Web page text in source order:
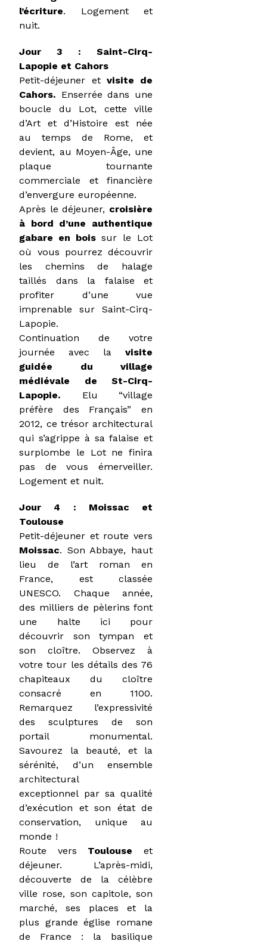
l’écriture. Logement et
nuit.
Jour 3 : Saint-Cirq-
Lapopie et Cahors
Petit-déjeuner etvisite de
Cahors. Enserrée dans une
boucle du Lot, cette ville
d’Art et d’Histoire est née
au temps de Rome, et
devient, au Moyen-Âge, une
plaque tournante
commerciale et financière
d’envergure européenne.
Après le déjeuner, croisière
à bord d’une authentique
gabare en boissur le Lot
où vous pourrez découvrir
les chemins de halage
taillés dans la falaise et
profiter d’une vue
imprenable sur Saint-Cirq-
Lapopie.
Continuation de votre
journée avec lavisite
guidée du village
médiévale de St-Cirq-
Lapopie. Elu “village
préfère des Français” en
2012, ce trésor architectural
qui s’agrippe à sa falaise et
surplombe le Lot ne finira
pas de vous émerveiller.
Logement et nuit.
Jour 4 : Moissac et
Toulouse
Petit-déjeuner et route vers
Moissac. Son Abbaye, haut
lieu de l’art roman en
France, est classée
UNESCO. Chaque année,
des milliers de pèlerins font
une halte ici pour
découvrir son tympan et
son cloître. Observez à
votre tour les détails des 76
chapiteaux du cloître
consacré en 1100.
Remarquez l’expressivité
des sculptures de son
portail monumental.
Savourez la beauté, et la
sérénité, d’un ensemble
architectural
exceptionnel par sa qualité
d’exécution et son état de
conservation, unique au
monde !
Route vers Toulouse et
déjeuner. L’après-midi,
découverte de la célèbre
ville rose, son capitole, son
marché, ses places et la
plus grande église romane
de France : la basilique